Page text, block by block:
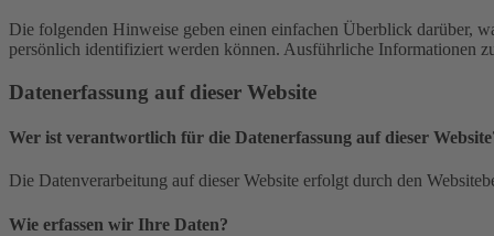
Die folgenden Hinweise geben einen einfachen Überblick darüber,
persönlich identifiziert werden können. Ausführliche Informationen
Datenerfassung auf dieser Website
Wer ist verantwortlich für die Datenerfassung auf dieser
Die Datenverarbeitung auf dieser Website erfolgt durch den
Wie erfassen wir Ihre Daten?